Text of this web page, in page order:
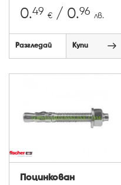
0.49 € / 0.96 лв.
Разгледай Купи
Поцинкован